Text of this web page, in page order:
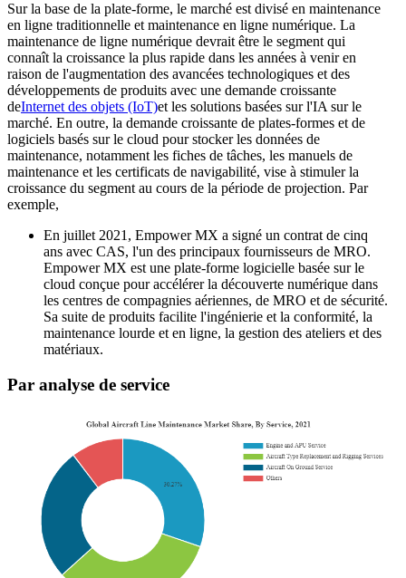
Sur la base de la plate-forme, le marché est divisé en maintenance
en ligne traditionnelle et maintenance en ligne numérique. La
maintenance de ligne numérique devrait être le segment qui
connaît la croissance la plus rapide dans les années à venir en
raison de l'augmentation des avancées technologiques et des
développements de produits avec une demande croissante
deInternet des objets (IoT)et les solutions basées sur l'IA sur le
marché. En outre, la demande croissante de plates-formes et de
logiciels basés sur le cloud pour stocker les données de
maintenance, notamment les fiches de tâches, les manuels de
maintenance et les certificats de navigabilité, vise à stimuler la
croissance du segment au cours de la période de projection. Par
exemple,
En juillet 2021, Empower MX a signé un contrat de cinq
ans avec CAS, l'un des principaux fournisseurs de MRO.
Empower MX est une plate-forme logicielle basée sur le
cloud conçue pour accélérer la découverte numérique dans
les centres de compagnies aériennes, de MRO et de sécurité.
Sa suite de produits facilite l'ingénierie et la conformité, la
maintenance lourde et en ligne, la gestion des ateliers et des
matériaux.
Par analyse de service